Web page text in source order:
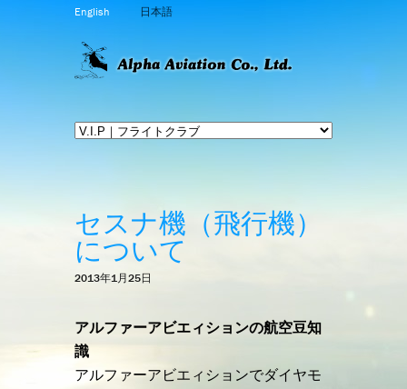
English 日本語
セスナ機（飛行機）
について
2013年1月25日
アルファーアビエィションの航空豆知
識
アルファーアビエィションでダイヤモ